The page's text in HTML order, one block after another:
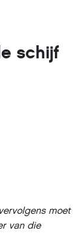
schijf
moet
van die